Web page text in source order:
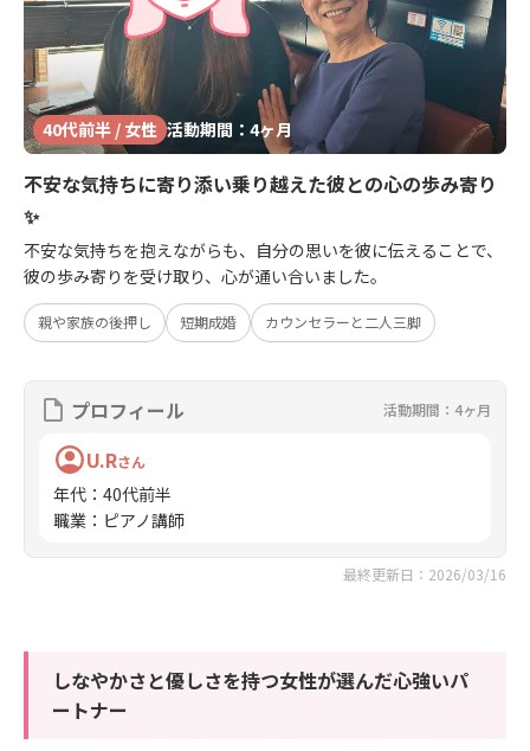
40代前半 / 女性 活動期間：4ヶ月
不安な気持ちに寄り添い乗り越えた彼との心の歩み寄り
✨
不安な気持ちを抱えながらも、自分の思いを彼に伝えることで、
彼の歩み寄りを受け取り、心が通い合いました。
親や家族の後押し 短期成婚 カウンセラーと二人三脚
プロフィール 活動期間：4ヶ月
U.Rさん
年代 ： 40代前半
職業 ： ピアノ講師
最終更新日：2026/03/16
しなやかさと優しさを持つ女性が選んだ心強いパ
ートナー